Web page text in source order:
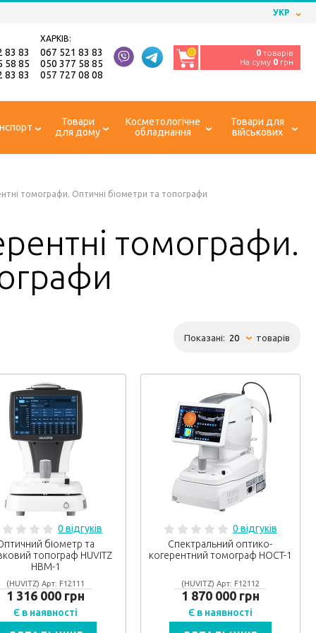
УКР
83 83
58 85
83 83
ХАРКІВ:
067 521 83 83
050 377 58 85
057 727 08 08
0 0 товарів
На суму 0 грн
Товари
для дому
Косметологічне
обладнання
Товари для
військових
томографи. Оптичні біометри та топографи
томографи.
Показані: товарів
0 відгуків
біометр та
топограф HUVITZ
HBM-1
(HUVITZ) Арт: F12111
1 316 000 грн
Є в наявності
0 відгуків
Спектральний оптико-
когерентний томограф HOCT-1
(HUVITZ) Арт: F12112
1 870 000 грн
Є в наявності